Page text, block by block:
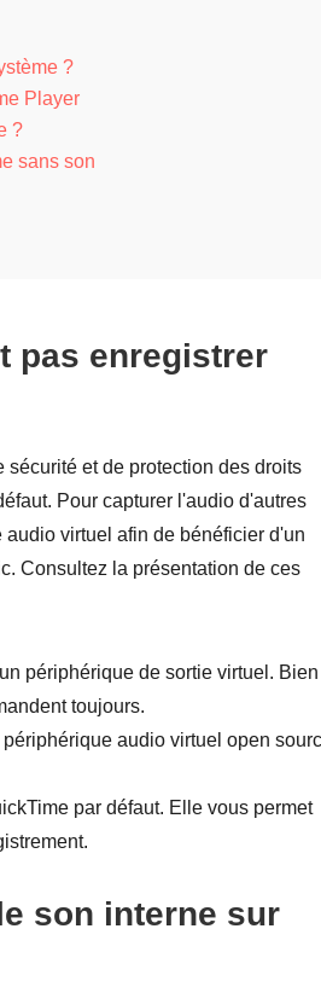
?
Player
?
sans son
pas enregistrer
et de protection des droits
Pour capturer l'audio d'autres
virtuel afin de bénéficier d'un
Consultez la présentation de ces
périphérique de sortie virtuel. Bien
toujours.
périphérique audio virtuel open
par défaut. Elle vous permet
son interne sur